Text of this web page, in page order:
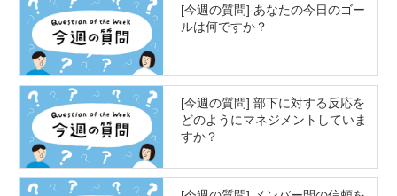
[今週の質問] あなたの今日のゴー
ルは何ですか？
[今週の質問] 部下に対する反応を
どのようにマネジメントしていま
すか？